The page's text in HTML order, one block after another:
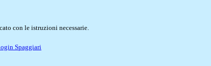
con le istruzioni necessarie.
Spaggiari